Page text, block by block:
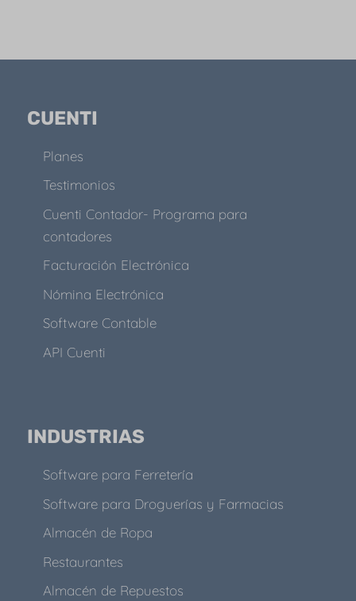
CUENTI
Planes
Testimonios
Cuenti Contador- Programa para
contadores
Facturación Electrónica
Nómina Electrónica
Software Contable
API Cuenti
INDUSTRIAS
Software para Ferretería
Software para Droguerías y Farmacias
Almacén de Ropa
Restaurantes
Almacén de Repuestos